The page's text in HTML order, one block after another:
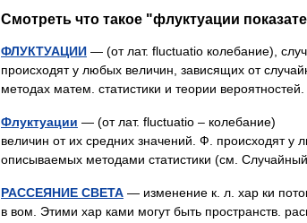
Смотреть что такое "флуктуации
ФЛУКТУАЦИИ — (от лат. fluctuatio колебание),
происходят у любых величин, зависящих от
методах матем. статистики и теории
Флуктуации — (от лат. fluctuatio – колебание)
величин от их средних значений. Ф. происходят
описываемых методами статистики (см.
РАССЕЯНИЕ СВЕТА — изменение к. л. хар ки
в вом. Этими хар ками могут быть пространств.